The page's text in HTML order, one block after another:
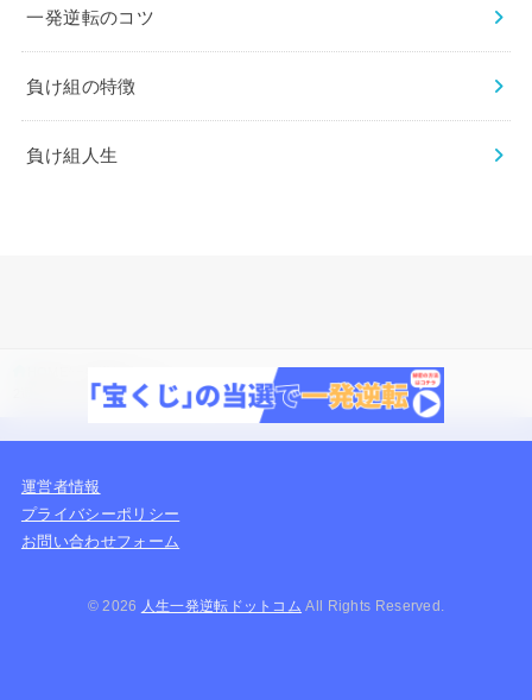
一発逆転のコツ
負け組の特徴
負け組人生
2週間で100万円稼ぐ方法5選！やってはいけないことも併せて解説
運営者情報
プライバシーポリシー
お問い合わせフォーム
© 2026 人生一発逆転ドットコム All Rights Reserved.